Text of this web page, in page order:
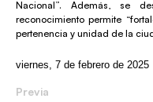
Nacional”. Además, se
reconocimiento permite
pertenencia y unidad de la
viernes, 7 de febrero de 2025
Previa